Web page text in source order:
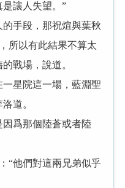
讓人失望。”
手段，那祝煊與葉秋
所以有此結果不算太
戰場，說道。
星院這一場，藍淵聖
道。
爲那個陸蒼或者陸
他們對這兩兄弟似乎